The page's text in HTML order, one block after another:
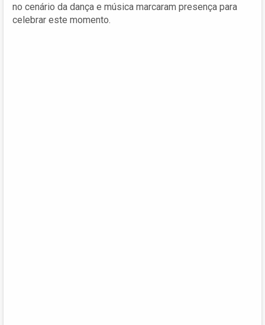
no cenário da dança e música marcaram presença para
celebrar este momento.